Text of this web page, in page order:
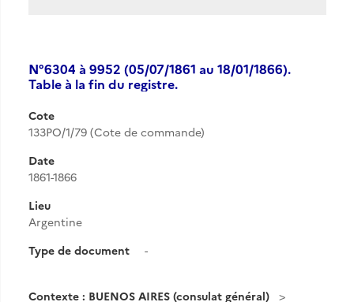
N°6304 à 9952 (05/07/1861 au 18/01/1866).
Table à la fin du registre.
Cote
133PO/1/79 (Cote de commande)
Date
1861-1866
Lieu
Argentine
Type de document
-
Contexte : BUENOS AIRES (consulat général)